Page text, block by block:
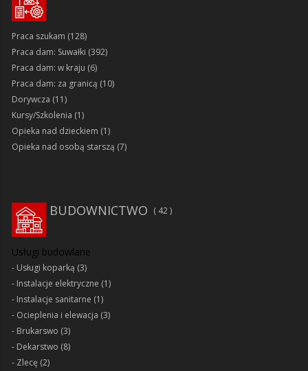
Praca szukam (128)
Praca dam: Suwałki (392)
Praca dam: w kraju (6)
Praca dam: za granicą (10)
Dorywcza (11)
Kursy/Szkolenia (1)
Opieka nad dzieckiem (1)
Opieka nad osobą starszą (7)
BUDOWNICTWO 42
Usługi budowlane
Usługi koparką (3)
Instalacje elektryczne (1)
Instalacje sanitarne (1)
Ocieplenia i elewacja (3)
Brukarswo (3)
Dekarstwo (8)
Zlecę (2)